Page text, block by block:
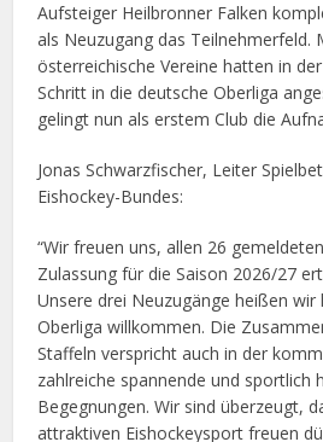
Aufsteiger Heilbronner Falken
als Neuzugang das Teilnehmerfeld.
österreichische Vereine hatten in
Schritt in die deutsche Oberliga
gelingt nun als erstem Club die
Jonas Schwarzfischer, Leiter
Eishockey-Bundes:
“Wir freuen uns, allen 26
Zulassung für die Saison 2026/27
Unsere drei Neuzugänge heißen wir
Oberliga willkommen. Die
Staffeln verspricht auch in der
zahlreiche spannende und sportlich
Begegnungen. Wir sind überzeugt,
attraktiven Eishockeysport freuen